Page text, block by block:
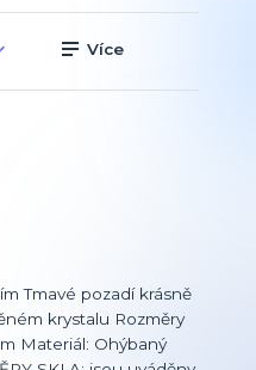
Více
Tmavé pozadí krásně
krystalu Rozměry
Materiál: Ohýbaný